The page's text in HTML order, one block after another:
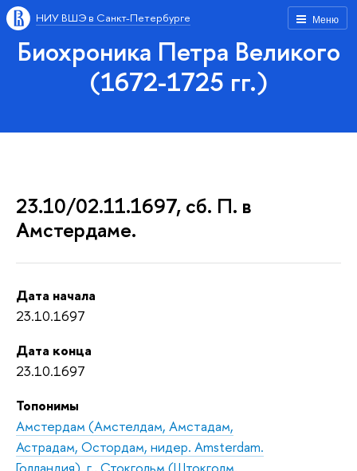
Меню
НИУ ВШЭ в Санкт-Петербурге
Биохроника Петра Великого
(1672-1725 гг.)
23.10/02.11.1697, сб. П. в
Амстердаме.
Дата начала
23.10.1697
Дата конца
23.10.1697
Топонимы
Амстердам (Амстелдам, Амстадам,
Астрадам, Остордам, нидер. Amsterdam.